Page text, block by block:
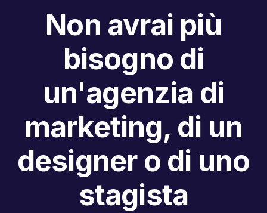
Non avrai più
bisogno di
un'agenzia di
marketing, di un
designer o di uno
stagista